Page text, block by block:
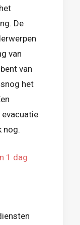
De
van
van
het
evacuatie
nog.
1 dag